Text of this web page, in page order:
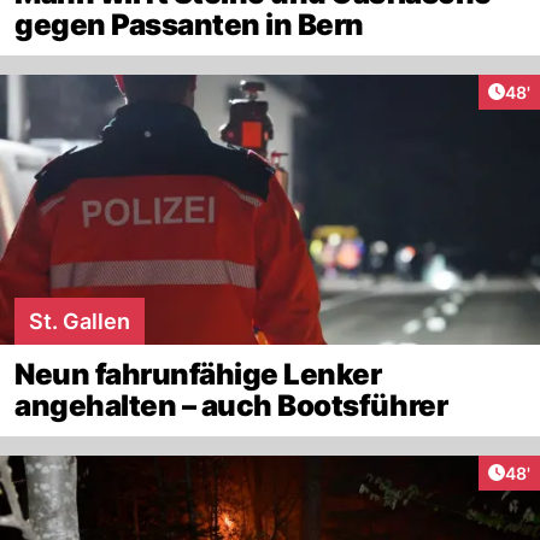
gegen Passanten in Bern
48'
St. Gallen
Neun fahrunfähige Lenker
angehalten – auch Bootsführer
48'